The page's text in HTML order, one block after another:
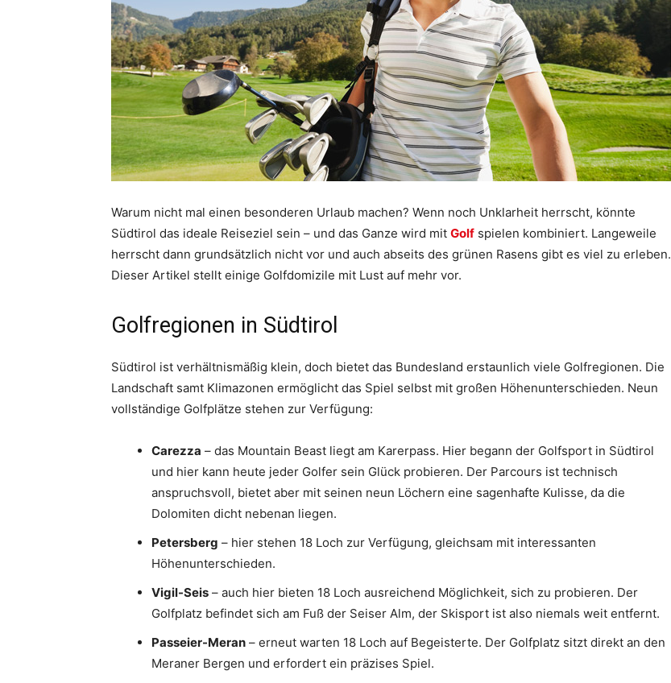
Warum nicht mal einen besonderen Urlaub machen? Wenn noch Unklarheit herrscht, könnte
Südtirol das ideale Reiseziel sein – und das Ganze wird mit Golf spielen kombiniert. Langeweile
herrscht dann grundsätzlich nicht vor und auch abseits des grünen Rasens gibt es viel zu erleben.
Dieser Artikel stellt einige Golfdomizile mit Lust auf mehr vor.
Golfregionen in Südtirol
Südtirol ist verhältnismäßig klein, doch bietet das Bundesland erstaunlich viele Golfregionen. Die
Landschaft samt Klimazonen ermöglicht das Spiel selbst mit großen Höhenunterschieden. Neun
vollständige Golfplätze stehen zur Verfügung:
Carezza – das Mountain Beast liegt am Karerpass. Hier begann der Golfsport in Südtirol
und hier kann heute jeder Golfer sein Glück probieren. Der Parcours ist technisch
anspruchsvoll, bietet aber mit seinen neun Löchern eine sagenhafte Kulisse, da die
Dolomiten dicht nebenan liegen.
Petersberg – hier stehen 18 Loch zur Verfügung, gleichsam mit interessanten
Höhenunterschieden.
Vigil-Seis – auch hier bieten 18 Loch ausreichend Möglichkeit, sich zu probieren. Der
Golfplatz befindet sich am Fuß der Seiser Alm, der Skisport ist also niemals weit entfernt.
Passeier-Meran – erneut warten 18 Loch auf Begeisterte. Der Golfplatz sitzt direkt an den
Meraner Bergen und erfordert ein präzises Spiel.